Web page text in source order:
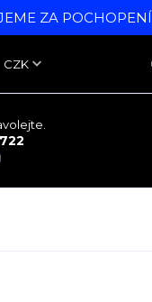
ZA POCHOPENÍ
CZK